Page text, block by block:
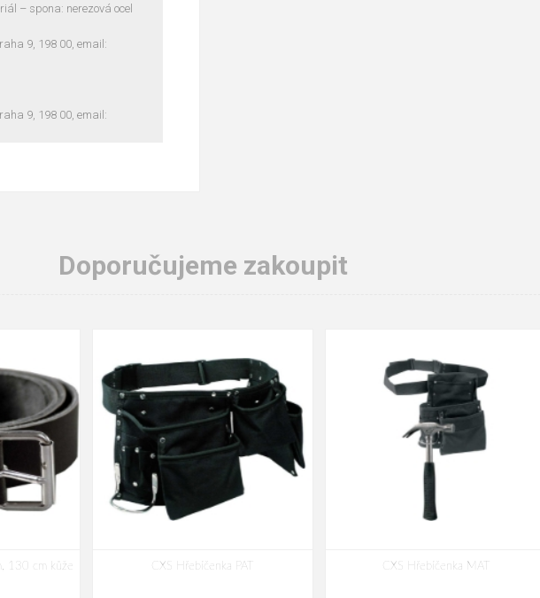
– spona: nerezová ocel
9, 198 00, email:
9, 198 00, email:
Doporučujeme zakoupit
130 cm kůže CXS Hřebíčenka PAT CXS Hřebíčenka MAT